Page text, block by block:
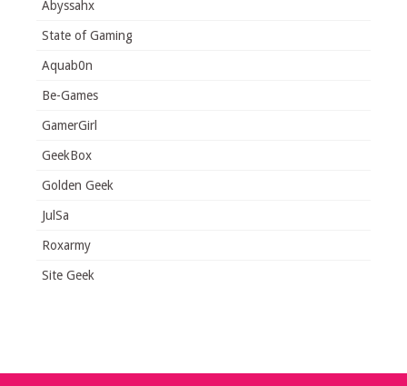
Abyssahx
State of Gaming
Aquab0n
Be-Games
GamerGirl
GeekBox
Golden Geek
JulSa
Roxarmy
Site Geek